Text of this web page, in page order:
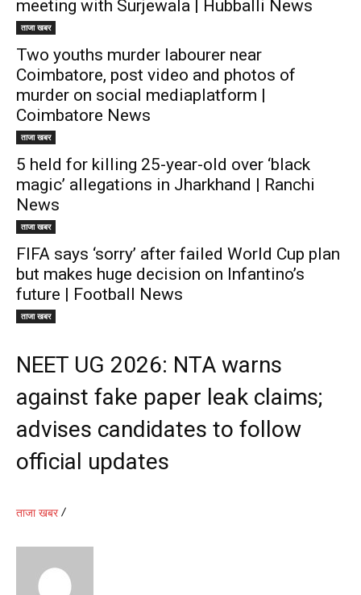
meeting with Surjewala | Hubballi News
ताजा खबर
Two youths murder labourer near
Coimbatore, post video and photos of
murder on social mediaplatform |
Coimbatore News
ताजा खबर
5 held for killing 25-year-old over ‘black
magic’ allegations in Jharkhand | Ranchi
News
ताजा खबर
FIFA says ‘sorry’ after failed World Cup plan
but makes huge decision on Infantino’s
future | Football News
ताजा खबर
NEET UG 2026: NTA warns
against fake paper leak claims;
advises candidates to follow
official updates
ताजा खबर